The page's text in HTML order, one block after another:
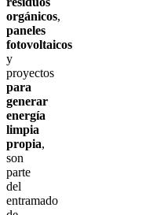
orgánicos,
paneles
fotovoltaicos
y
proyectos
para
generar
energía
limpia
propia,
son
parte
del
entramado